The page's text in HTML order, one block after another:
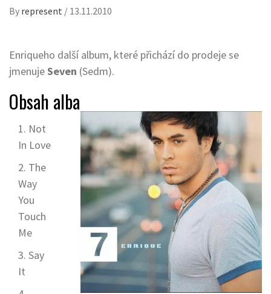
By represent / 13.11.2010
Enriqueho další album, které přichází do prodeje se
jmenujeSeven (Sedm).
Obsah alba
Not
In Love
The
Way
You
Touch
Me
Say
It